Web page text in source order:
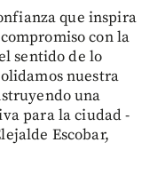
que inspira
con la
sentido de lo
nuestra
una
para la ciudad -
Escobar,